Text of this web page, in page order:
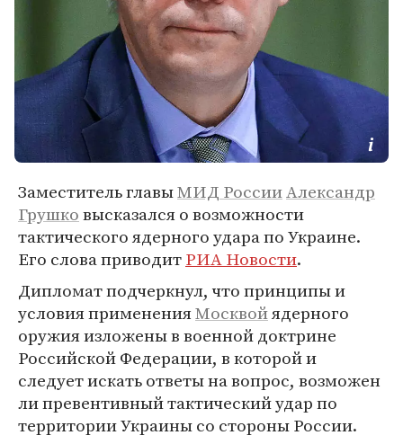
Заместитель главыМИД РоссииАлександр
Грушковысказался о возможности
тактического ядерного удара по Украине.
Его слова приводитРИА Новости.
Дипломат подчеркнул, что принципы и
условия примененияМосквойядерного
оружия изложены в военной доктрине
Российской Федерации, в которой и
следует искать ответы на вопрос, возможен
ли превентивный тактический удар по
территории Украины со стороны России.